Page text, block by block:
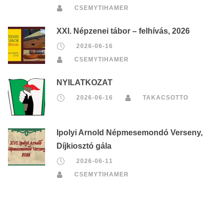
CSEMYTIHAMER
XXI. Népzenei tábor – felhívás, 2026
2026-06-16
CSEMYTIHAMER
NYILATKOZAT
2026-06-16 TAKACSOTTO
Ipolyi Arnold Népmesemondó Verseny,
Díjkiosztó gála
2026-06-11
CSEMYTIHAMER